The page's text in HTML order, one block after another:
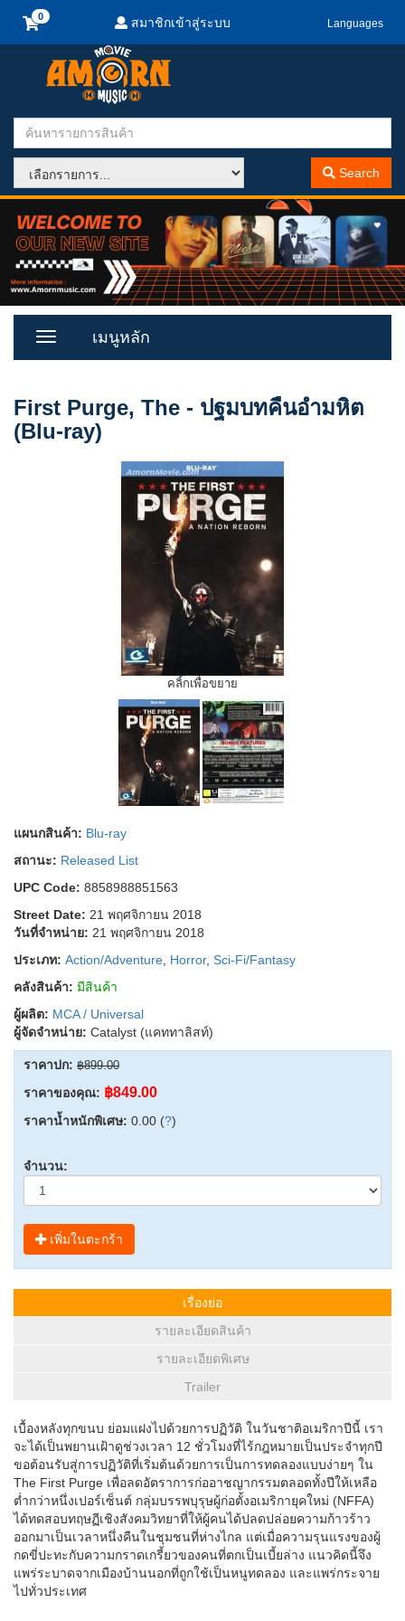
สมาชิกเข้าสู่ระบบ Languages
Search
Toggle
เมนูหลัก
First Purge, The - ปฐมบทคืนอำมหิต
(Blu-ray)
คลิ้กเพื่อขยาย
แผนกสินค้า: Blu-ray
สถานะ: Released List
UPC Code: 8858988851563
Street Date: 21 พฤศจิกายน 2018
วันที่จำหน่าย: 21 พฤศจิกายน 2018
ประเภท: Action/Adventure Horror, Sci-Fi/Fantasy
คลังสินค้า: มีสินค้า
ผู้ผลิต: MCA / Universal
ผู้จัดจำหน่าย: Catalyst (แคททาลิสท์)
ราคาปก: ฿899.00
ราคาของคุณ: ฿849.00
ราคาน้ำหนักพิเศษ: 0.00 (?)
จำนวน:
เพิ่มในตะกร้า
เรื่องย่อ
รายละเอียดสินค้า
รายละเอียดพิเศษ
Trailer
เบื้องหลังทุกขนบ ย่อมแฝงไปด้วยการปฏิวัติ ในวันชาติอเมริกาปีนี้ เรา
จะได้เป็นพยานเฝ้าดูช่วงเวลา 12 ชั่วโมงที่ไร้กฎหมายเป็นประจำทุกปี
ขอต้อนรับสู่การปฏิวัติที่เริ่มต้นด้วยการเป็นการทดลองแบบง่ายๆ ใน
The First Purge เพื่อลดอัตราการก่ออาชญากรรมตลอดทั้งปีให้เหลือ
ต่ำกว่าหนึ่งเปอร์เซ็นต์ กลุ่มบรรพบุรุษผู้ก่อตั้งอเมริกายุคใหม่ (NFFA)
ได้ทดสอบทฤษฏีเชิงสังคมวิทยาที่ให้ผู้คนได้ปลดปล่อยความก้าวร้าว
ออกมาเป็นเวลาหนึ่งคืนในชุมชนที่ห่างไกล แต่เมื่อความรุนแรงของผู้
กดขี่ปะทะกับความกราดเกรี้ยวของคนที่ตกเป็นเบี้ยล่าง แนวคิดนี้จึง
แพร่ระบาดจากเมืองบ้านนอกที่ถูกใช้เป็นหนูทดลอง และแพร่กระจาย
ไปทั่วประเทศ